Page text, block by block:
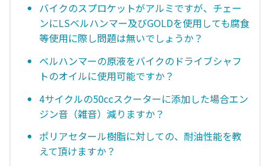
バイクのスプロケットがアルミですが、チェー
ンにLSベルハンマー及びGOLDを使用しても腐食
等使用に際し問題は無いでしょうか？
ベルハンマーの原液をバイクのドライブシャフ
トのオイルに使用可能ですか？
4サイクルの50ccスクーターに添加した場合エン
ジン音（雑音）減りますか？
ポリアセタール樹脂に対しての、耐油性能を教
えて頂けますか？